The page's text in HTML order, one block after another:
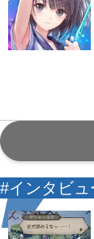
#インタビュ